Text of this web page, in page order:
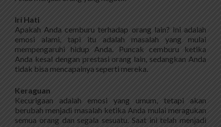
Iri Hati
Apakah Anda cemburu terhadap orang lain? Ini adalah
emosi alami, tapi itu adalah masalah yang mulai
mempengaruhi hidup Anda. Puncak cemburu ketika
Anda kesal dengan prestasi orang lain, sedangkan Anda
tidak bisa mencapainya seperti mereka.
Keraguan
Kecurigaan adalah emosi yang umum, tetapi akan
berubah menjadi masalah ketika Anda mulai meragukan
semua orang dan segala sesuatu. Saat ini telah menjadi